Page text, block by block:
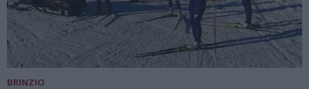
BRINZIO